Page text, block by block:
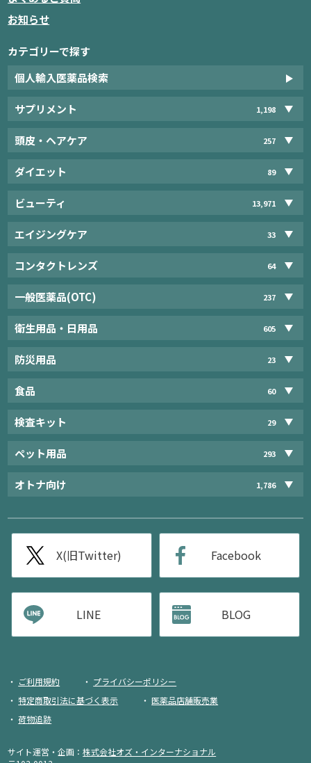
お知らせ
カテゴリーで探す
個人輸入医薬品検索
サプリメント 1,198
頭皮・ヘアケア 257
ダイエット 89
ビューティ 13,971
エイジングケア 33
コンタクトレンズ 64
一般医薬品(OTC) 237
衛生用品・日用品 605
防災用品 23
食品 60
検査キット 29
ペット用品 293
オトナ向け 1,786
X(旧Twitter) Facebook
LINE BLOG
ご利用規約
プライバシーポリシー
特定商取引法に基づく表示
医薬品店舗販売業
荷物追跡
サイト運営・企画：株式会社オズ・インターナショナル